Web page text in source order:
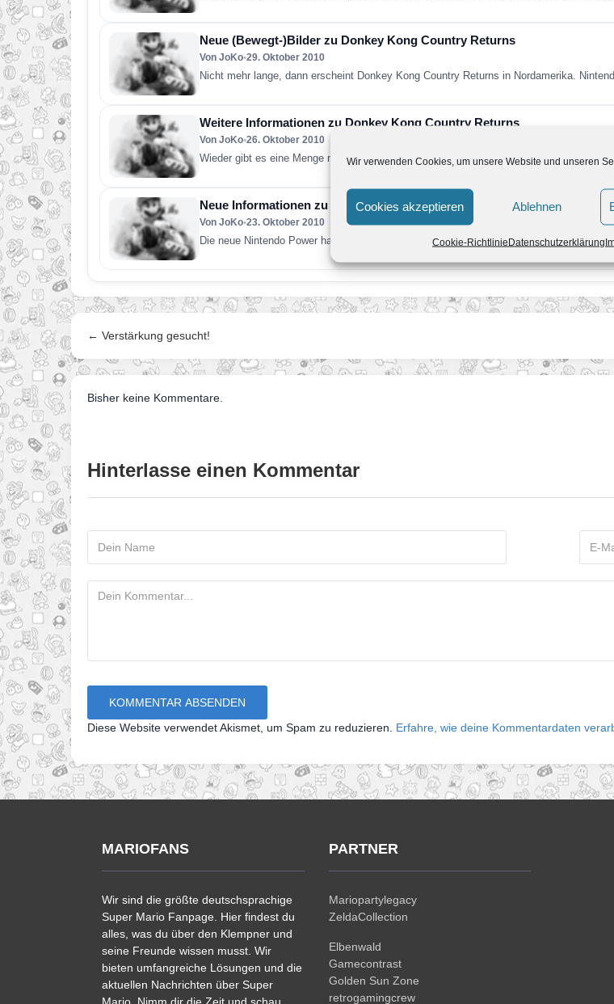
Wir verwenden Cookies, um unsere Website und unseren
Cookies akzeptieren Ablehnen
Cookie-RichtlinieDatenschutzerklärung
Neue (Bewegt-)Bilder zu Donkey Kong Country Returns
Von JoKo•29. Oktober 2010
Nicht mehr lange, dann erscheint Donkey Kong Country Returns in Nordamerika.
Weitere Informationen zu Donkey Kong Country Returns
Von JoKo•26. Oktober 2010
Wieder gibt es eine Menge neuer Informationen zu Donkey Kong Country Returns.
Neue Informationen zu Donkey Kong Country Returns
Von JoKo•23. Oktober 2010
Die neue Nintendo Power hat einige interessante Informationen zum Spiel Donkey
← Verstärkung gesucht!
Bisher keine Kommentare.
Hinterlasse einen Kommentar
Diese Website verwendet Akismet, um Spam zu reduzieren. Erfahre, wie deine Kommentardaten
MARIOFANS
Wir sind die größte deutschsprachige
Super Mario Fanpage. Hier findest du
alles, was du über den Klempner und
seine Freunde wissen musst. Wir
bieten umfangreiche Lösungen und die
aktuellen Nachrichten über Super
PARTNER
Mariopartylegacy
ZeldaCollection
Elbenwald
Gamecontrast
Golden Sun Zone
retrogamingcrew